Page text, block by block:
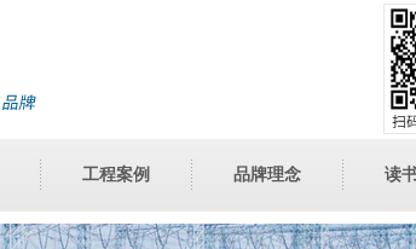
工程案例 品牌理念 读